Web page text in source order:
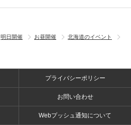
明日開催 お昼開催
北海道のイベント
プライバシーポリシー
お問い合わせ
Webプッシュ通知について